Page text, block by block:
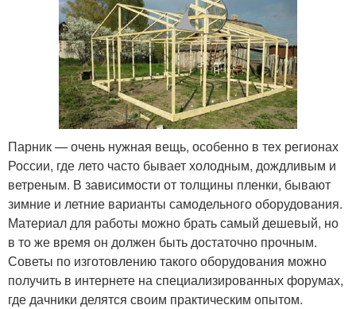
Парник — очень нужная вещь, особенно в тех регионах
России, где лето часто бывает холодным, дождливым и
ветреным. В зависимости от толщины пленки, бывают
зимние и летние варианты самодельного оборудования.
Материал для работы можно брать самый дешевый, но
в то же время он должен быть достаточно прочным.
Советы по изготовлению такого оборудования можно
получить в интернете на специализированных форумах,
где дачники делятся своим практическим опытом.